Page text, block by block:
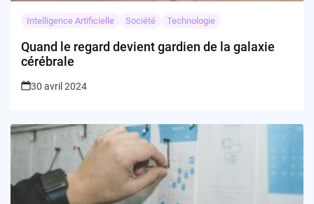
Intelligence Artificielle Société Technologie
Quand le regard devient gardien de la galaxie
cérébrale
30 avril 2024